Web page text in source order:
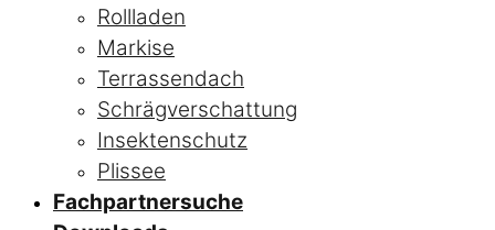
Rollladen
Markise
Terrassendach
Schrägverschattung
Insektenschutz
Plissee
Fachpartnersuche